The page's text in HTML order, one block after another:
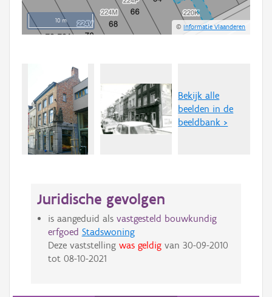
10 m
©Informatie Vlaanderen
Bekijk alle
beelden in de
beeldbank >
Juridische gevolgen
is aangeduid als vastgesteld bouwkundig
erfgoed Stadswoning
Deze vaststelling was geldigvan 30-09-2010
tot 08-10-2021